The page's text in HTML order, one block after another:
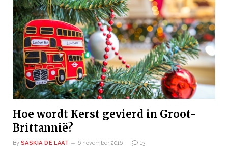
Hoe wordt Kerst gevierd in Groot-
Brittannië?
By SASKIA DE LAAT 6 november 2016 13